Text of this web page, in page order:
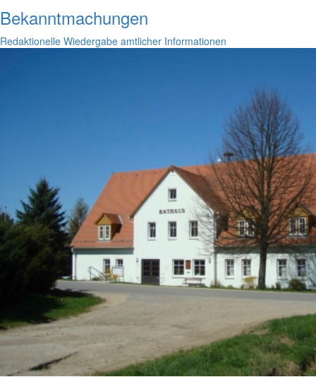
Bekanntmachungen
Redaktionelle Wiedergabe amtlicher Informationen